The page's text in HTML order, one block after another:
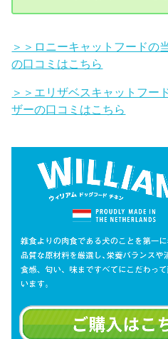
＞＞ロニーキャットフードの
の口コミはこちら
＞＞エリザベスキャットフー
ザーの口コミはこちら